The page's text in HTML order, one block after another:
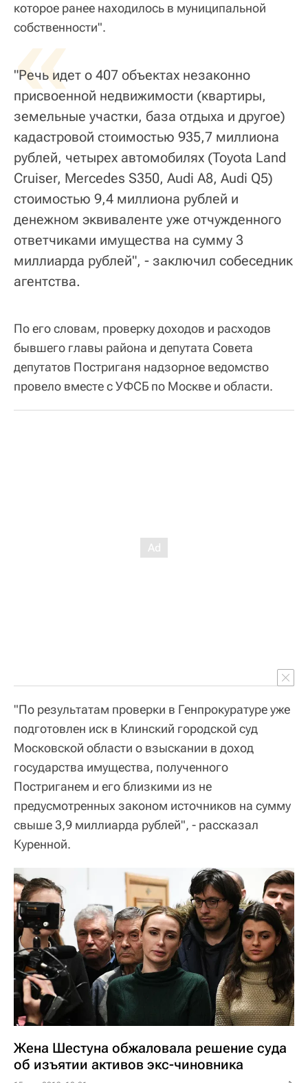
которое ранее находилось в муниципальной
собственности".
«
"Речь идет о 407 объектах незаконно
присвоенной недвижимости (квартиры,
земельные участки, база отдыха и другое)
кадастровой стоимостью 935,7 миллиона
рублей, четырех автомобилях (Toyota Land
Cruiser, Mercedes S350, Audi A8, Audi Q5)
стоимостью 9,4 миллиона рублей и
денежном эквиваленте уже отчужденного
ответчиками имущества на сумму 3
миллиарда рублей", - заключил собеседник
агентства.
По его словам, проверку доходов и расходов
бывшего главы района и депутата Совета
депутатов Постриганя надзорное ведомство
провело вместе с УФСБ по Москве и области.
"По результатам проверки в Генпрокуратуре уже
подготовлен иск в Клинский городской суд
Московской области о взыскании в доход
государства имущества, полученного
Постриганем и его близкими из не
предусмотренных законом источников на сумму
свыше 3,9 миллиарда рублей", - рассказал
Куренной.
Жена Шестуна обжаловала решение суда
об изъятии активов экс-чиновника